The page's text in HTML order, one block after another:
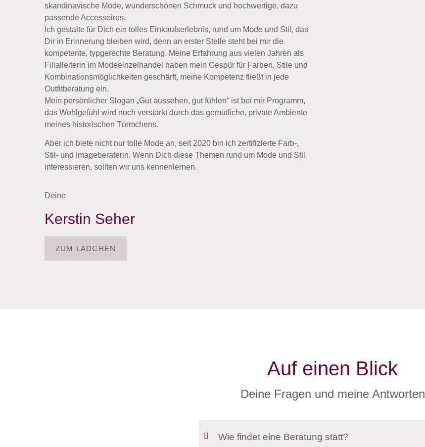
skandinavische Mode, wunderschönen Schmuck und hochwertige, dazu
passende Accessoires.
Ich gestalte für Dich ein tolles Einkaufserlebnis, rund um Mode und Stil, das
Dir in Erinnerung bleiben wird, denn an erster Stelle steht bei mir die
kompetente, typgerechte Beratung. Meine Erfahrung aus vielen Jahren als
Filialleiterin im Modeeinzelhandel haben mein Gespür für Farben, Stile und
Kombinationsmöglichkeiten geschärft, meine Kompetenz fließt in jede
Outfitberatung ein.
Mein persönlicher Slogan „Gut aussehen, gut fühlen“ ist bei mir Programm,
das Wohlgefühl wird noch verstärkt durch das gemütliche, private Ambiente
meines historischen Türmchens.
Aber ich biete nicht nur tolle Mode an, seit 2020 bin ich zertifizierte Farb-,
Stil- und Imageberaterin. Wenn Dich diese Themen rund um Mode und Stil
interessieren, sollten wir uns kennenlernen.
Deine
Kerstin Seher
ZUM LÄDCHEN
Auf einen Blick
Deine Fragen und meine Antworten
Wie findet eine Beratung statt?